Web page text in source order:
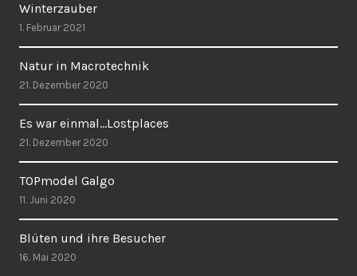
Winterzauber
1. Februar 2021
Natur in Macrotechnik
21. Dezember 2020
Es war einmal…Lostplaces
21. Dezember 2020
TOPmodel Galgo
11. Juni 2020
Blüten und ihre Besucher
16. Mai 2020